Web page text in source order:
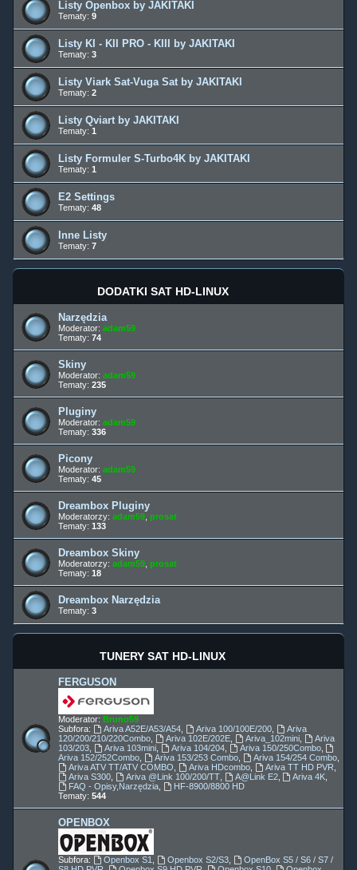
Listy Openbox by JAKITAKI
Tematy: 9
Listy KI - KII PRO - KIII by JAKITAKI
Tematy: 3
Listy Viark Sat-Vuga Sat by JAKITAKI
Tematy: 2
Listy Qviart by JAKITAKI
Tematy: 1
Listy Formuler S-Turbo4K by JAKITAKI
Tematy: 1
E2 Settings
Tematy: 48
Inne Listy
Tematy: 7
DODATKI SAT HD-LINUX
Narzędzia
Moderator: adam59
Tematy: 74
Skiny
Moderator: adam59
Tematy: 235
Pluginy
Moderator: adam59
Tematy: 336
Picony
Moderator: adam59
Tematy: 45
Dreambox Pluginy
Moderatorzy: adam59 prosat
Tematy: 133
Dreambox Skiny
Moderatorzy: adam59 prosat
Tematy: 18
Dreambox Narzędzia
Tematy: 3
TUNERY SAT HD-LINUX
FERGUSON
Moderator: Bruno59
Subfora:
Ariva A52E/A53/A54, Ariva 100/100E/200,
Ariva
120/200/210/220Combo
Ariva 102E/202E, Ariva_102mini,
Ariva
103/203
Ariva 103mini, Ariva 104/204, Ariva 150/250Combo,
Ariva 152/252Combo
Ariva 153/253 Combo, Ariva 154/254 Combo,
Ariva ATV TT/ATV COMBO
Ariva HDcombo, Ariva TT HD PVR
Ariva S300, Ariva @Link 100/200/TT, A@Link E2, Ariva 4K
FAQ - Opisy,Narzędzia,
HF-8900/8800 HD
Tematy: 544
OPENBOX
Subfora: Openbox S1 Openbox S2/S3,
OpenBox S5 / S6 / S7 /